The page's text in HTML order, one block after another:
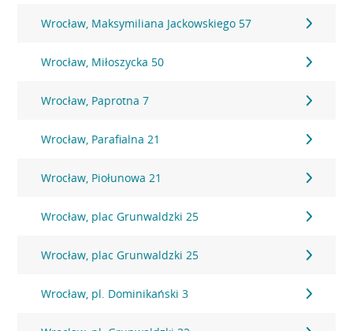
Wrocław, Maksymiliana Jackowskiego 57
Wrocław, Miłoszycka 50
Wrocław, Paprotna 7
Wrocław, Parafialna 21
Wrocław, Piołunowa 21
Wrocław, plac Grunwaldzki 25
Wrocław, plac Grunwaldzki 25
Wrocław, pl. Dominikański 3